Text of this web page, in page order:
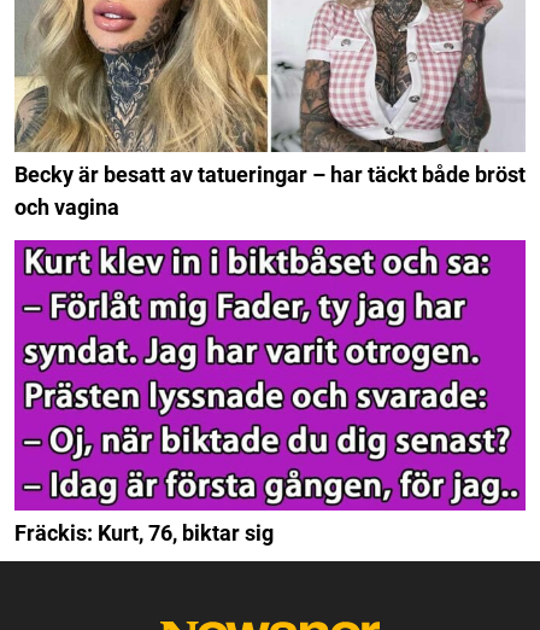
Becky är besatt av tatueringar – har täckt både bröst
och vagina
Fräckis: Kurt, 76, biktar sig